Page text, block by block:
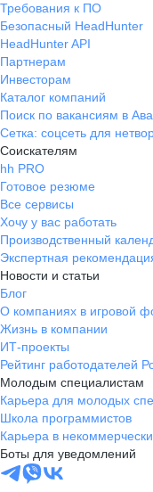
Требования к ПО
Безопасный HeadHunter
HeadHunter API
Партнерам
Инвесторам
Каталог компаний
Поиск по вакансиям в
Сетка: соцсеть для
Соискателям
hh PRO
Готовое резюме
Все сервисы
Хочу у вас работать
Производственный
Экспертная
Новости и статьи
Блог
О компаниях в игровой
Жизнь в компании
ИТ-проекты
Рейтинг работодателей
Молодым специалистам
Карьера для молодых
Школа программистов
Карьера в
Боты для уведомлений